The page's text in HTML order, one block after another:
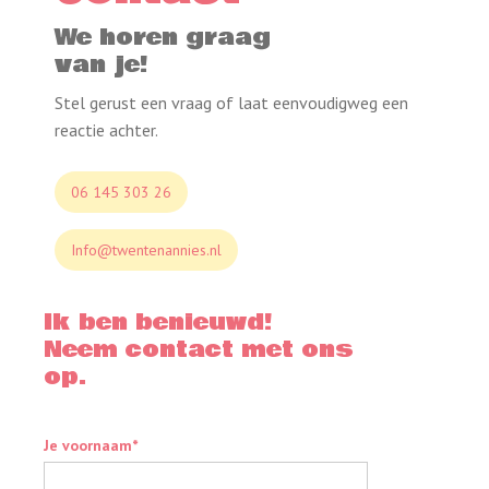
We horen graag
van je!
Stel gerust een vraag of laat eenvoudigweg een
reactie achter.
06 145 303 26
Info@twentenannies.nl
Ik ben benieuwd!
Neem contact met ons
op.
Je voornaam*